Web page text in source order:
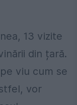
13 vizite
din țară.
viu cum se
vor